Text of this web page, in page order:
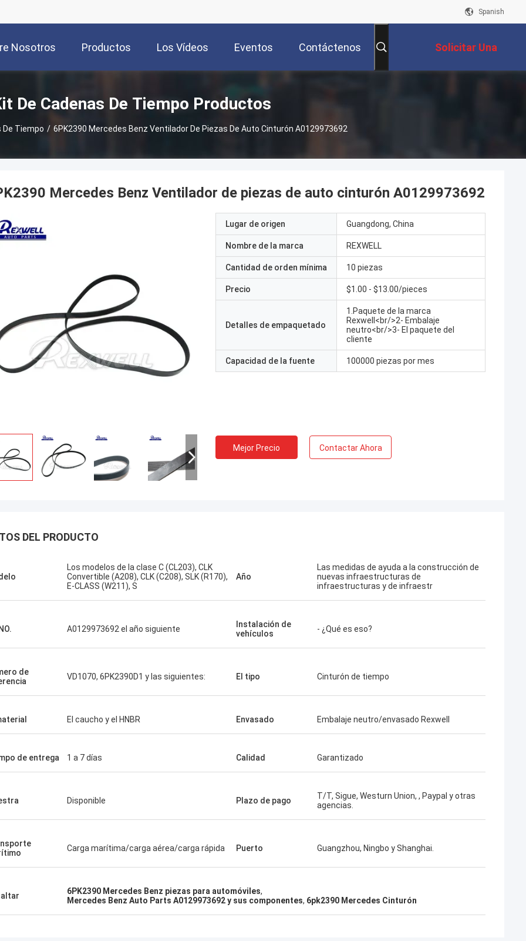
Spanish
Nosotros Productos Los Vídeos Eventos Contáctenos Solicitar Una
Cotización
De Cadenas De Tiempo Productos
De Tiempo / 6PK2390 Mercedes Benz Ventilador De Piezas De Auto Cinturón A0129973692
Mercedes Benz Ventilador de piezas de auto cinturón A0129973692
Lugar de origen Guangdong, China
Nombre de la marca REXWELL
Cantidad de orden mínima 10 piezas
Precio $1.00 - $13.00/pieces
Detalles de empaquetado
1.Paquete de la marca
Rexwell<br/>2- Embalaje
neutro<br/>3- El paquete del
cliente
Capacidad de la fuente 100000 piezas por mes
Mejor Precio Contactar Ahora
DEL PRODUCTO
Los modelos de la clase C (CL203), CLK
Convertible (A208), CLK (C208), SLK (R170),
E-CLASS (W211), S
Año
Las medidas de ayuda a la construcción de
nuevas infraestructuras de
infraestructuras y de infraestr
A0129973692 el año siguiente
Instalación de
vehículos
- ¿Qué es eso?
de
VD1070, 6PK2390D1 y las siguientes: El tipo Cinturón de tiempo
El caucho y el HNBR Envasado Embalaje neutro/envasado Rexwell
de entrega 1 a 7 días Calidad Garantizado
Disponible Plazo de pago
T/T, Sigue, Westurn Union, , Paypal y otras
agencias.
Carga marítima/carga aérea/carga rápida Puerto Guangzhou, Ningbo y Shanghai.
6PK2390 Mercedes Benz piezas para automóviles,
Mercedes Benz Auto Parts A0129973692 y sus componentes, 6pk2390 Mercedes Cinturón